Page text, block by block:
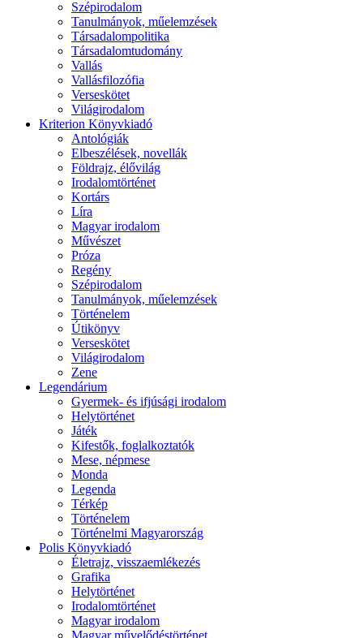
Szépirodalom
Tanulmányok, műelemzések
Társadalompolitika
Társadalomtudomány
Vallás
Vallásfilozófia
Verseskötet
Világirodalom
Kriterion Könyvkiadó
Antológiák
Elbeszélések, novellák
Földrajz, élővilág
Irodalomtörténet
Kortárs
Líra
Magyar irodalom
Művészet
Próza
Regény
Szépirodalom
Tanulmányok, műelemzések
Történelem
Útikönyv
Verseskötet
Világirodalom
Zene
Legendárium
Gyermek- és ifjúsági irodalom
Helytörténet
Játék
Kifestők, foglalkoztatók
Mese, népmese
Monda
Legenda
Térkép
Történelem
Történelmi Magyarország
Polis Könyvkiadó
Életrajz, visszaemlékezés
Grafika
Helytörténet
Irodalomtörténet
Magyar irodalom
Magyar művelődéstörténet